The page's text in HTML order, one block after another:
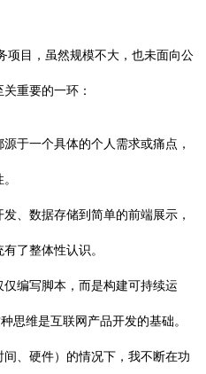
项目，虽然规模不大，也未面向公
重要的一环：
源于一个具体的个人需求或痛点，
发、数据存储到简单的前端展示，
了整体性认识。
仅编写脚本，而是构建可持续运
思维是互联网产品开发的基础。
间、硬件）的情况下，我不断在功